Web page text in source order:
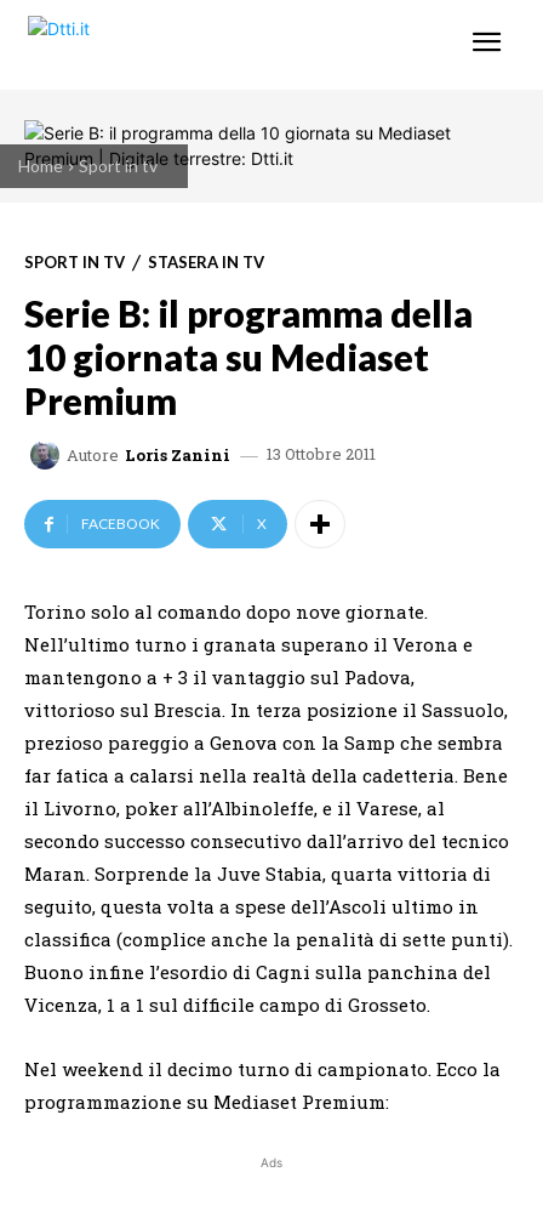
Home Sport in tv
SPORT IN TV STASERA IN TV
Serie B: il programma della
10 giornata su Mediaset
Premium
Autore Loris Zanini 13 Ottobre 2011
FACEBOOK X
Torino solo al comando dopo nove giornate.
Nell’ultimo turno i granata superano il Verona e
mantengono a + 3 il vantaggio sul Padova,
vittorioso sul Brescia. In terza posizione il Sassuolo,
prezioso pareggio a Genova con la Samp che sembra
far fatica a calarsi nella realtà della cadetteria. Bene
il Livorno, poker all’Albinoleffe, e il Varese, al
secondo successo consecutivo dall’arrivo del tecnico
Maran. Sorprende la Juve Stabia, quarta vittoria di
seguito, questa volta a spese dell’Ascoli ultimo in
classifica (complice anche la penalità di sette punti).
Buono infine l’esordio di Cagni sulla panchina del
Vicenza, 1 a 1 sul difficile campo di Grosseto.
Nel weekend il decimo turno di campionato. Ecco la
programmazione su Mediaset Premium:
Ads